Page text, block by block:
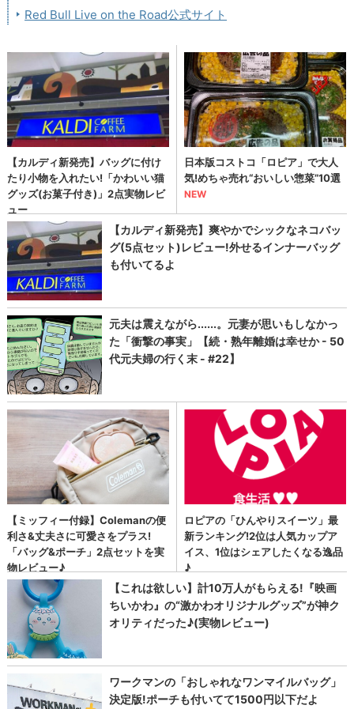
Red Bull Live on the Road公式サイト